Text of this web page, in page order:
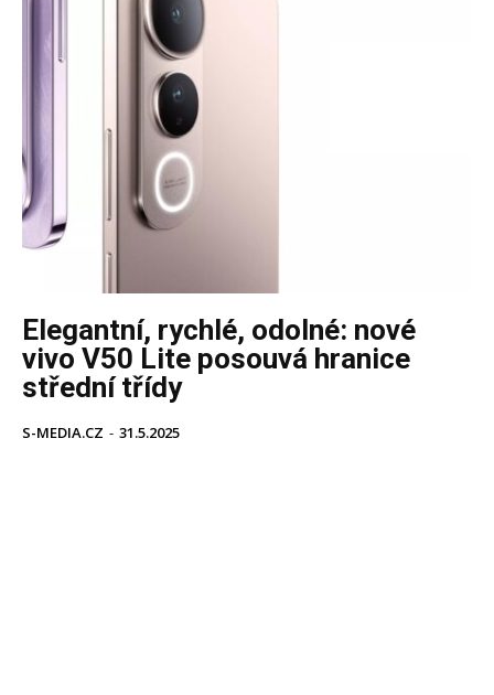
Elegantní, rychlé, odolné: nové
vivo V50 Lite posouvá hranice
střední třídy
S-MEDIA.CZ - 31.5.2025